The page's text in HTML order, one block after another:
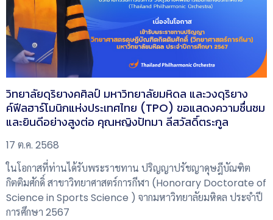
วิทยาลัยดุริยางคศิลป์ มหาวิทยาลัยมหิดล และวงดุริยาง
ค์ฟีลฮาร์โมนิกแห่งประเทศไทย (TPO) ขอแสดงความชื่นชม
และยินดีอย่างสูงต่อ คุณหญิงปัทมา ลีสวัสดิ์ตระกูล
17 ต.ค. 2568
ในโอกาสที่ท่านได้รับพระราชทาน ปริญญาปรัชญาดุษฎีบัณฑิต
กิตติมศักดิ์ สาขาวิทยาศาสตร์การกีฬา (Honorary Doctorate of
Science in Sports Science ) จากมหาวิทยาลัยมหิดล ประจำปี
การศึกษา 2567